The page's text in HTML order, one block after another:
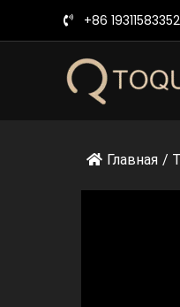
содержанию
+86 19311583352
Главная /